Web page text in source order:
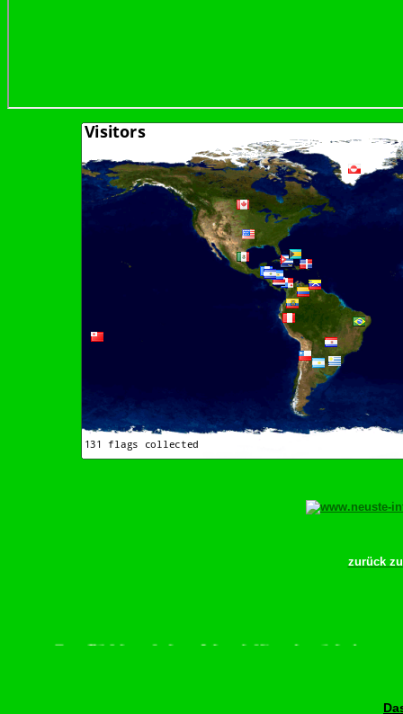
zurück
scrollen–Rädchen drehen–Wurschdfingr bewächn!